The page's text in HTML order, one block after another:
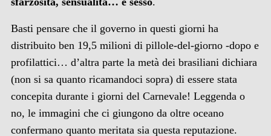
Basti pensare che il governo in questi giorni ha
distribuito ben 19,5 milioni di pillole-del-giorno -dopo e
profilattici… d’altra parte la metà dei brasiliani dichiara
(non si sa quanto ricamandoci sopra) di essere stata
concepita durante i giorni del Carnevale! Leggenda o
no, le immagini che ci giungono da oltre oceano
confermano quanto meritata sia questa reputazione.